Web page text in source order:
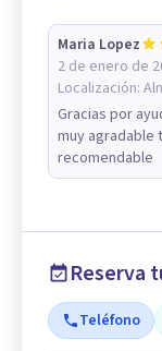
Maria Lopez
2 de enero de
Localización:
Gracias por
muy agradable
recomendable
Reserva
Teléfono